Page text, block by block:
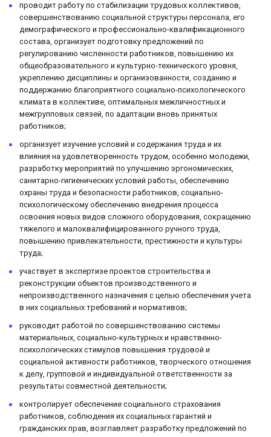
проводит работу по стабилизации трудовых коллективов,
совершенствованию социальной структуры персонала, его
демографического и профессионально-квалификационного
состава, организует подготовку предложений по
регулированию численности работников, повышению их
общеобразовательного и культурно-технического уровня,
укреплению дисциплины и организованности, созданию и
поддержанию благоприятного социально-психологического
климата в коллективе, оптимальных межличностных и
межгрупповых связей, по адаптации вновь принятых
работников;
организует изучение условий и содержания труда и их
влияния на удовлетворенность трудом, особенно молодежи,
разработку мероприятий по улучшению эргономических,
санитарно-гигиенических условий работы, обеспечению
охраны труда и безопасности работников, социально-
психологическому обеспечению внедрения процесса
освоения новых видов сложного оборудования, сокращению
тяжелого и малоквалифицированного ручного труда,
повышению привлекательности, престижности и культуры
труда;
участвует в экспертизе проектов строительства и
реконструкции объектов производственного и
непроизводственного назначения с целью обеспечения учета
в них социальных требований и нормативов;
руководит работой по совершенствованию системы
материальных, социально-культурных и нравственно-
психологических стимулов повышения трудовой и
социальной активности работников, творческого отношения
к делу, групповой и индивидуальной ответственности за
результаты совместной деятельности;
контролирует обеспечение социального страхования
работников, соблюдения их социальных гарантий и
гражданских прав, возглавляет разработку предложений по